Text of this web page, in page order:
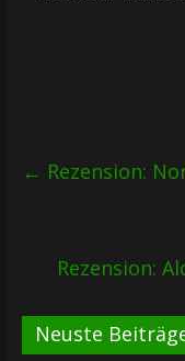
← Rezension:
Rezension:
Neuste